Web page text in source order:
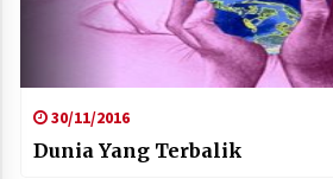
30/11/2016
Dunia Yang Terbalik